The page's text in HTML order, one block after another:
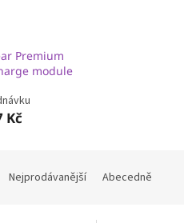
Premium
module
Kč
Nejprodávanější Abecedně